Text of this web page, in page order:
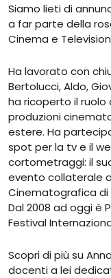
Siamo lieti di
a far parte della
Cinema e
Ha lavorato con
Bertolucci, Aldo,
ha ricoperto il ruolo
produzioni
estere. Ha
spot per la tv e il
cortometraggi: il
evento collaterale
Cinematografica di
Dal 2008 ad oggi è
Festival
Scopri di più su
docenti a lei